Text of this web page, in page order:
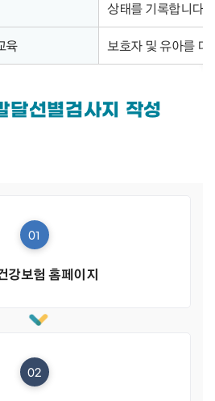
상태를 기록합니다.
육
보호자 및 유아를
달선별검사지 작성
01
강보험 홈페이지
02